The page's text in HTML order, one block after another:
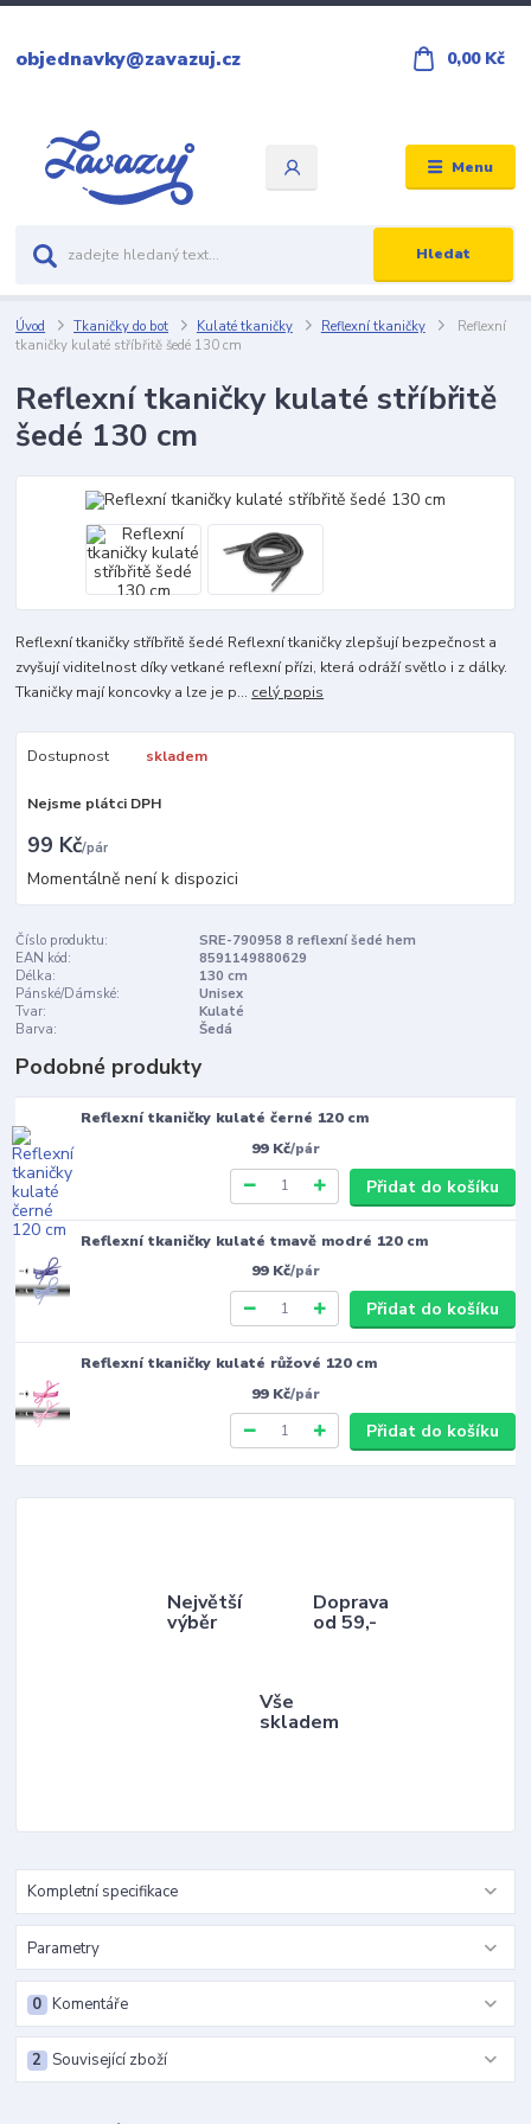
Menu
Hledat
objednavky@zavazuj.cz 0,00 Kč
Úvod Tkaničky do bot Kulaté tkaničky Reflexní tkaničky
Reflexní
tkaničky kulaté stříbřitě šedé 130 cm
Reflexní tkaničky kulaté stříbřitě
šedé 130 cm
Reflexní tkaničky stříbřitě šedé Reflexní tkaničky zlepšují bezpečnost a
zvyšují viditelnost díky vetkané reflexní přízi, která odráží světlo i z dálky.
Tkaničky mají koncovky a lze je p... celý popis
Dostupnost skladem
Nejsme plátci DPH
99 Kč/pár
Momentálně není k dispozici
Číslo produktu:
SRE-790958 8 reflexní šedé hem
EAN kód:
8591149880629
Délka:
130 cm
Pánské/Dámské:
Unisex
Tvar:
Kulaté
Barva:
Šedá
Podobné produkty
Reflexní tkaničky kulaté černé 120 cm
99 Kč/pár
Přidat do košíku
Reflexní tkaničky kulaté tmavě modré 120 cm
99 Kč/pár
Přidat do košíku
Reflexní tkaničky kulaté růžové 120 cm
99 Kč/pár
Přidat do košíku
Největší
výběr
Doprava
od 59,-
Vše
skladem
Kompletní specifikace
Parametry
Komentáře
0
Související zboží
2